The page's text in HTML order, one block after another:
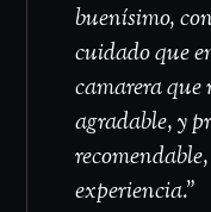
buenísimo,
cuidado que
camarera
agradable, y
experiencia."